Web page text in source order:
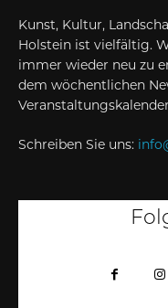
Kunst, Kultur,
Holstein ist vielfältig.
immer wieder neu zu
dem wöchentlichen
Schreiben Sie uns: